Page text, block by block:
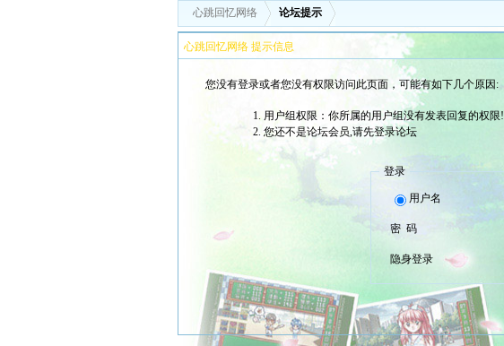
心跳回忆网络 论坛提示
心跳回忆网络 提示信息
您没有登录或者您没有权限访问此页面，可能有如下几个原因:
用户组权限：你所属的用户组没有发表回复的权限!
您还不是论坛会员,请先登录论坛
登录
用户名
密 码
隐身登录